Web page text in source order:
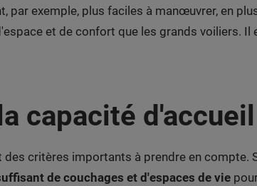
par exemple, plus faciles à manœuvrer, en
et de confort que les grands voiliers.
capacité d'accueil
critères importants à prendre en compte.
de couchages et d'espaces de vie